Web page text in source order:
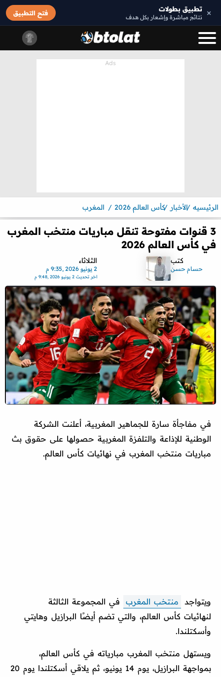
× تطبيق بطولات
نتائج مباشرة وإشعار بكل هدف
فتح التطبيق
الرئيسيه الأخبار كأس العالم 2026 المغرب
3 قنوات مفتوحة تنقل مباريات منتخب المغرب
في كأس العالم 2026
كتب
حسام حسن
الثلاثاء
2 يونيو 2026 ,9:35 م
اخر تحديث2 يونيو 2026 ,9:48 م
في مفاجأة سارة للجماهير المغربية، أعلنت الشركة
الوطنية للإذاعة والتلفزة المغربية حصولها على حقوق بث
مباريات منتخب المغرب في نهائيات كأس العالم.
ويتواجد منتخب المغرب
في المجموعة الثالثة
لنهائيات كأس العالم، والتي تضم أيضًا البرازيل وهايتي
وأسكتلندا.
ويستهل منتخب المغرب مبارياته في كأس العالم،
بمواجهة البرازيل، يوم 14 يونيو، ثم يلاقي أسكتلندا يوم 20